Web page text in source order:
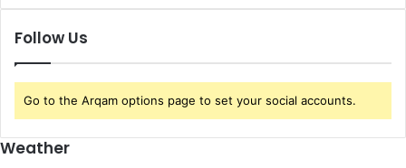
Follow Us
Go to the Arqam options page to set your social accounts.
Weather